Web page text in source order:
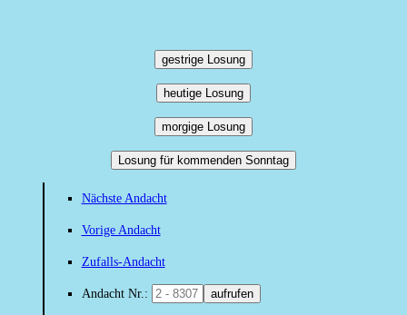
gestrige Losung
heutige Losung
morgige Losung
Losung für kommenden Sonntag
Nächste Andacht
Vorige Andacht
Zufalls-Andacht
Andacht Nr.: aufrufen